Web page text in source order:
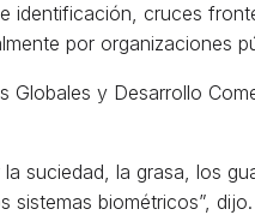
identificación, cruces
por organizaciones
Globales y Desarrollo
suciedad, la grasa, los
biométricos”,